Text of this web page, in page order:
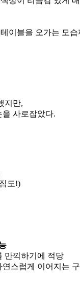
이블을 오가는 모습
지만,
을 사로잡았다.
도!)
만끽하기에 적당
스럽게 이어지는